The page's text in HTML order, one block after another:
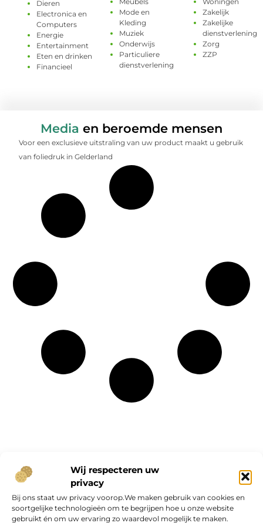
Wij respecteren uw
privacy
Bij ons staat uw privacy voorop.We maken gebruik van cookies en
soortgelijke technologieën om te begrijpen hoe u onze website
gebruikt én om uw ervaring zo waardevol mogelijk te maken.
Dieren
Electronica en
Computers
Energie
Entertainment
Eten en drinken
Financieel
Mode en
Kleding
Muziek
Onderwijs
Particuliere
dienstverlening
Zakelijk
Zakelijke
dienstverlening
Zorg
ZZP
Media en beroemde mensen
Voor een exclusieve uitstraling van uw product maakt u gebruik
van foliedruk in Gelderland
Onze informatie